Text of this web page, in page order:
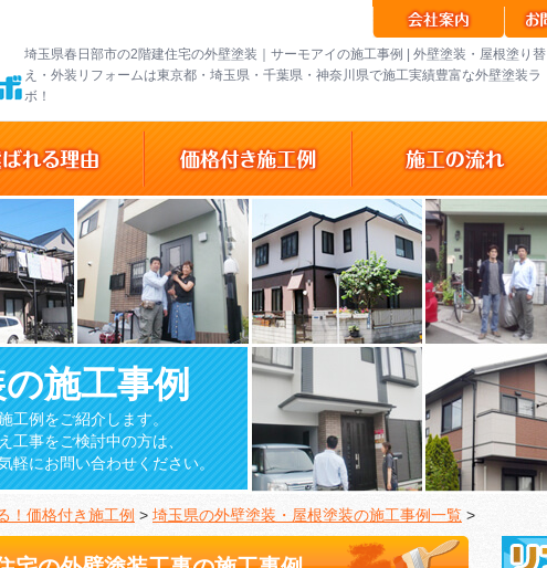
埼玉県春日部市の2階建住宅の外壁塗装｜サーモアイの施工事例 | 外壁塗装・屋根塗り替
え・外装リフォームは東京都・埼玉県・千葉県・神奈川県で施工実績豊富な外壁塗装ラ
ボ！
施工事例
工例をご紹介します。
工事をご検討中の方は、
軽にお問い合わせください。
！価格付き施工例 > 埼玉県の外壁塗装・屋根塗装の施工事例一覧 >